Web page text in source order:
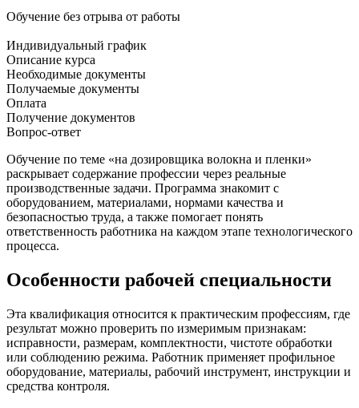
Обучение без отрыва от работы
Индивидуальный график
Описание курса
Необходимые документы
Получаемые документы
Оплата
Получение документов
Вопрос-ответ
Обучение по теме «на дозировщика волокна и пленки»
раскрывает содержание профессии через реальные
производственные задачи. Программа знакомит с
оборудованием, материалами, нормами качества и
безопасностью труда, а также помогает понять
ответственность работника на каждом этапе технологического
процесса.
Особенности рабочей специальности
Эта квалификация относится к практическим профессиям, где
результат можно проверить по измеримым признакам:
исправности, размерам, комплектности, чистоте обработки
или соблюдению режима. Работник применяет профильное
оборудование, материалы, рабочий инструмент, инструкции и
средства контроля.